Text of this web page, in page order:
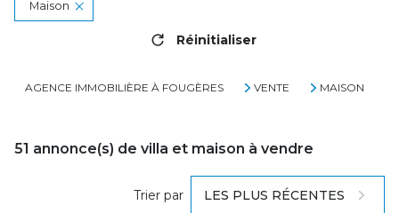
Maison
Réinitialiser
AGENCE IMMOBILIÈRE À FOUGÈRES VENTE MAISON
51 annonce(s) de villa et maison à vendre
Trier par LES PLUS RÉCENTES